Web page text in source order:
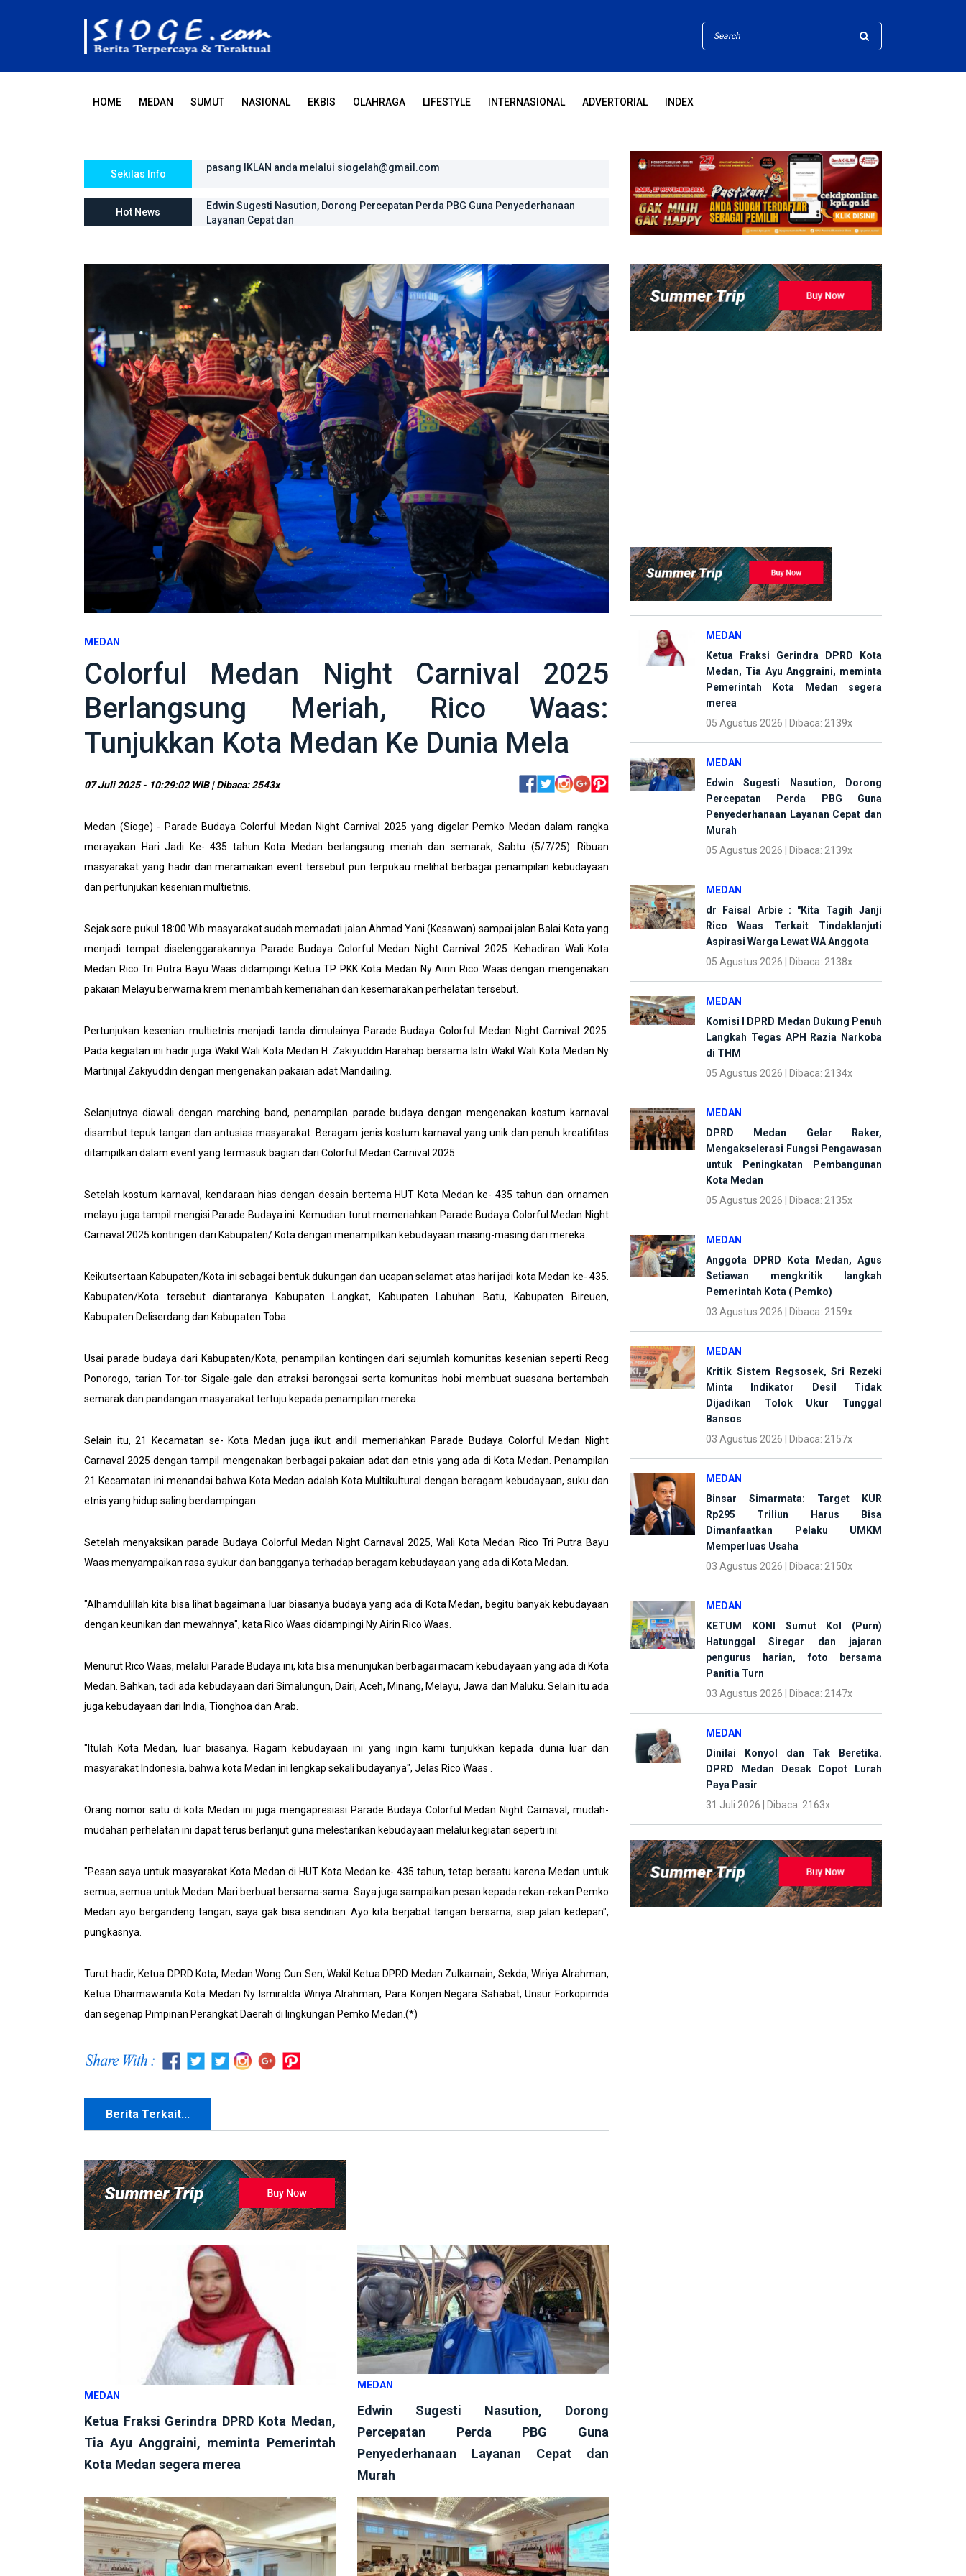
HOME MEDAN SUMUT NASIONAL EKBIS OLAHRAGA LIFESTYLE INTERNASIONAL ADVERTORIAL INDEX
Sekilas Info Tiada hari tanpa doa dan pengharapan
Hot News
Edwin Sugesti Nasution, Dorong Percepatan Perda PBG Guna Penyederhanaan
Layanan Cepat dan
MEDAN
Colorful Medan Night Carnival 2025
Berlangsung Meriah, Rico Waas:
Tunjukkan Kota Medan Ke Dunia Mela
07 Juli 2025 - 10:29:02 WIB | Dibaca: 2543x
Medan (Sioge) - Parade Budaya Colorful Medan Night Carnival 2025 yang digelar Pemko Medan dalam rangka
merayakan Hari Jadi Ke- 435 tahun Kota Medan berlangsung meriah dan semarak, Sabtu (5/7/25). Ribuan
masyarakat yang hadir dan meramaikan event tersebut pun terpukau melihat berbagai penampilan kebudayaan
dan pertunjukan kesenian multietnis.
Sejak sore pukul 18:00 Wib masyarakat sudah memadati jalan Ahmad Yani (Kesawan) sampai jalan Balai Kota yang
menjadi tempat diselenggarakannya Parade Budaya Colorful Medan Night Carnival 2025. Kehadiran Wali Kota
Medan Rico Tri Putra Bayu Waas didampingi Ketua TP PKK Kota Medan Ny Airin Rico Waas dengan mengenakan
pakaian Melayu berwarna krem menambah kemeriahan dan kesemarakan perhelatan tersebut.
Pertunjukan kesenian multietnis menjadi tanda dimulainya Parade Budaya Colorful Medan Night Carnival 2025.
Pada kegiatan ini hadir juga Wakil Wali Kota Medan H. Zakiyuddin Harahap bersama Istri Wakil Wali Kota Medan Ny
Martinijal Zakiyuddin dengan mengenakan pakaian adat Mandailing.
Selanjutnya diawali dengan marching band, penampilan parade budaya dengan mengenakan kostum karnaval
disambut tepuk tangan dan antusias masyarakat. Beragam jenis kostum karnaval yang unik dan penuh kreatifitas
ditampilkan dalam event yang termasuk bagian dari Colorful Medan Carnival 2025.
Setelah kostum karnaval, kendaraan hias dengan desain bertema HUT Kota Medan ke- 435 tahun dan ornamen
melayu juga tampil mengisi Parade Budaya ini. Kemudian turut memeriahkan Parade Budaya Colorful Medan Night
Carnaval 2025 kontingen dari Kabupaten/ Kota dengan menampilkan kebudayaan masing-masing dari mereka.
Keikutsertaan Kabupaten/Kota ini sebagai bentuk dukungan dan ucapan selamat atas hari jadi kota Medan ke- 435.
Kabupaten/Kota tersebut diantaranya Kabupaten Langkat, Kabupaten Labuhan Batu, Kabupaten Bireuen,
Kabupaten Deliserdang dan Kabupaten Toba.
Usai parade budaya dari Kabupaten/Kota, penampilan kontingen dari sejumlah komunitas kesenian seperti Reog
Ponorogo, tarian Tor-tor Sigale-gale dan atraksi barongsai serta komunitas hobi membuat suasana bertambah
semarak dan pandangan masyarakat tertuju kepada penampilan mereka.
Selain itu, 21 Kecamatan se- Kota Medan juga ikut andil memeriahkan Parade Budaya Colorful Medan Night
Carnaval 2025 dengan tampil mengenakan berbagai pakaian adat dan etnis yang ada di Kota Medan. Penampilan
21 Kecamatan ini menandai bahwa Kota Medan adalah Kota Multikultural dengan beragam kebudayaan, suku dan
etnis yang hidup saling berdampingan.
Setelah menyaksikan parade Budaya Colorful Medan Night Carnaval 2025, Wali Kota Medan Rico Tri Putra Bayu
Waas menyampaikan rasa syukur dan bangganya terhadap beragam kebudayaan yang ada di Kota Medan.
"Alhamdulillah kita bisa lihat bagaimana luar biasanya budaya yang ada di Kota Medan, begitu banyak kebudayaan
dengan keunikan dan mewahnya", kata Rico Waas didampingi Ny Airin Rico Waas.
Menurut Rico Waas, melalui Parade Budaya ini, kita bisa menunjukan berbagai macam kebudayaan yang ada di Kota
Medan. Bahkan, tadi ada kebudayaan dari Simalungun, Dairi, Aceh, Minang, Melayu, Jawa dan Maluku. Selain itu ada
juga kebudayaan dari India, Tionghoa dan Arab.
"Itulah Kota Medan, luar biasanya. Ragam kebudayaan ini yang ingin kami tunjukkan kepada dunia luar dan
masyarakat Indonesia, bahwa kota Medan ini lengkap sekali budayanya", Jelas Rico Waas .
Orang nomor satu di kota Medan ini juga mengapresiasi Parade Budaya Colorful Medan Night Carnaval, mudah-
mudahan perhelatan ini dapat terus berlanjut guna melestarikan kebudayaan melalui kegiatan seperti ini.
"Pesan saya untuk masyarakat Kota Medan di HUT Kota Medan ke- 435 tahun, tetap bersatu karena Medan untuk
semua, semua untuk Medan. Mari berbuat bersama-sama. Saya juga sampaikan pesan kepada rekan-rekan Pemko
Medan ayo bergandeng tangan, saya gak bisa sendirian. Ayo kita berjabat tangan bersama, siap jalan kedepan",
pungkasnya.
Turut hadir, Ketua DPRD Kota, Medan Wong Cun Sen, Wakil Ketua DPRD Medan Zulkarnain, Sekda, Wiriya Alrahman,
Ketua Dharmawanita Kota Medan Ny Ismiralda Wiriya Alrahman, Para Konjen Negara Sahabat, Unsur Forkopimda
dan segenap Pimpinan Perangkat Daerah di lingkungan Pemko Medan.(*)
Berita Terkait...
MEDAN
Ketua Fraksi Gerindra DPRD Kota Medan,
Tia Ayu Anggraini, meminta Pemerintah
Kota Medan segera merea
MEDAN
Edwin Sugesti Nasution, Dorong
Percepatan Perda PBG Guna
Penyederhanaan Layanan Cepat dan
Murah
MEDAN
Ketua Fraksi Gerindra DPRD Kota
Medan, Tia Ayu Anggraini, meminta
Pemerintah Kota Medan segera
merea
05 Agustus 2026 | Dibaca: 2139x
MEDAN
Edwin Sugesti Nasution, Dorong
Percepatan Perda PBG Guna
Penyederhanaan Layanan Cepat dan
Murah
05 Agustus 2026 | Dibaca: 2139x
MEDAN
dr Faisal Arbie : "Kita Tagih Janji
Rico Waas Terkait Tindaklanjuti
Aspirasi Warga Lewat WA Anggota
05 Agustus 2026 | Dibaca: 2138x
MEDAN
Komisi I DPRD Medan Dukung Penuh
Langkah Tegas APH Razia Narkoba
di THM
05 Agustus 2026 | Dibaca: 2134x
MEDAN
DPRD Medan Gelar Raker,
Mengakselerasi Fungsi Pengawasan
untuk Peningkatan Pembangunan
Kota Medan
05 Agustus 2026 | Dibaca: 2135x
MEDAN
Anggota DPRD Kota Medan, Agus
Setiawan mengkritik langkah
Pemerintah Kota ( Pemko)
03 Agustus 2026 | Dibaca: 2159x
MEDAN
Kritik Sistem Regsosek, Sri Rezeki
Minta Indikator Desil Tidak
Dijadikan Tolok Ukur Tunggal
Bansos
03 Agustus 2026 | Dibaca: 2157x
MEDAN
Binsar Simarmata: Target KUR
Rp295 Triliun Harus Bisa
Dimanfaatkan Pelaku UMKM
Memperluas Usaha
03 Agustus 2026 | Dibaca: 2150x
MEDAN
KETUM KONI Sumut Kol (Purn)
Hatunggal Siregar dan jajaran
pengurus harian, foto bersama
Panitia Turn
03 Agustus 2026 | Dibaca: 2147x
MEDAN
Dinilai Konyol dan Tak Beretika.
DPRD Medan Desak Copot Lurah
Paya Pasir
31 Juli 2026 | Dibaca: 2163x